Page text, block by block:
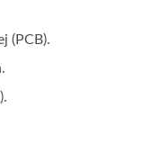
(PCB).